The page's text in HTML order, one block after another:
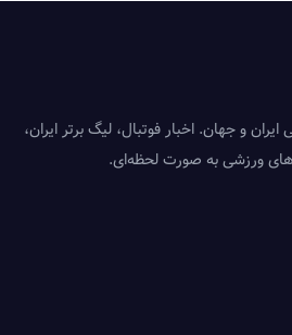
و جهان. اخبار فوتبال، لیگ برتر ایران،
ورزشی به صورت لحظه‌ای.